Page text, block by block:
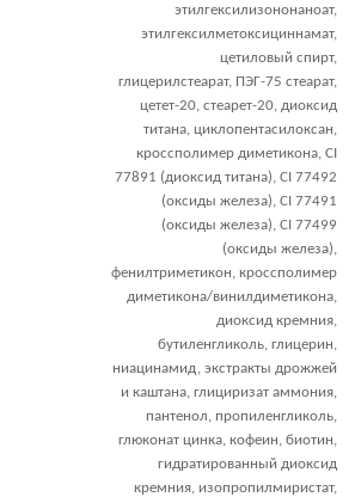
этилгексилизононаноат,
этилгексилметоксициннамат,
цетиловый спирт,
глицерилстеарат, ПЭГ-75 стеарат,
цетет-20, стеарет-20, диоксид
титана, циклопентасилоксан,
кроссполимер диметикона, CI
77891 (диоксид титана), CI 77492
(оксиды железа), CI 77491
(оксиды железа), CI 77499
(оксиды железа),
фенилтриметикон, кроссполимер
диметикона/винилдиметикона,
диоксид кремния,
бутиленгликоль, глицерин,
ниацинамид, экстракты дрожжей
и каштана, глициризат аммония,
пантенол, пропиленгликоль,
глюконат цинка, кофеин, биотин,
гидратированный диоксид
кремния, изопропилмиристат,